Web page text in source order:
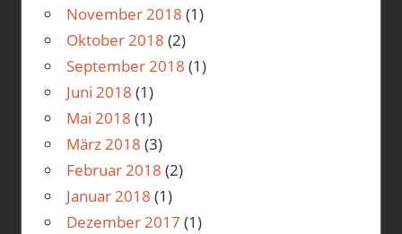
November 2018 (1)
Oktober 2018 (2)
September 2018 (1)
Juni 2018 (1)
Mai 2018 (1)
März 2018 (3)
Februar 2018 (2)
Januar 2018 (1)
Dezember 2017 (1)